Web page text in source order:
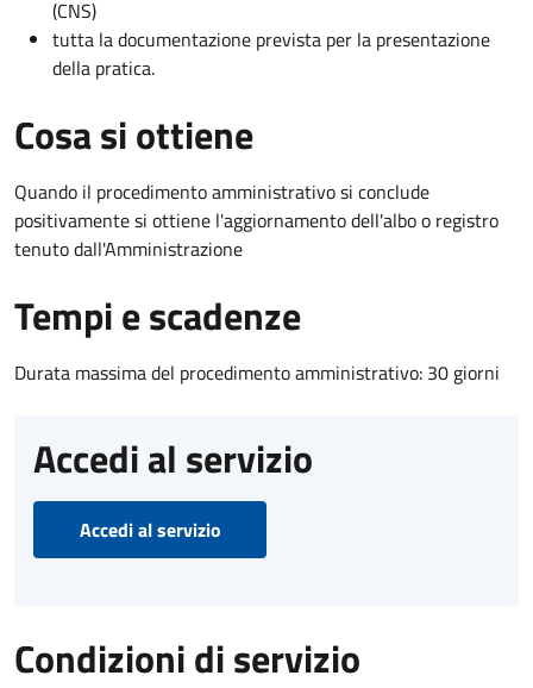
(CNS)
tutta la documentazione prevista per la presentazione
della pratica.
Cosa si ottiene
Quando il procedimento amministrativo si conclude
positivamente si ottiene l'aggiornamento dell'albo o registro
tenuto dall'Amministrazione
Tempi e scadenze
Durata massima del procedimento amministrativo: 30 giorni
Accedi al servizio
Accedi al servizio
Condizioni di servizio